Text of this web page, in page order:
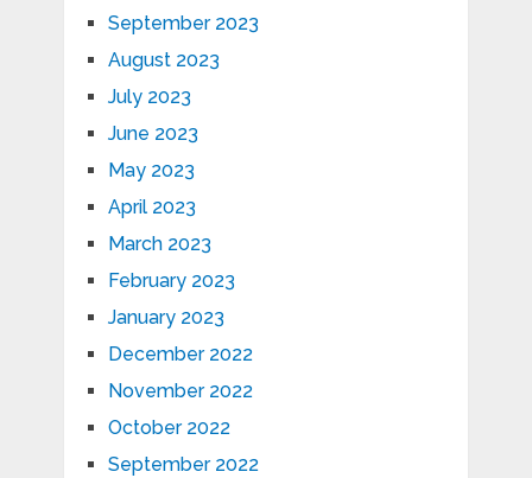
September 2023
August 2023
July 2023
June 2023
May 2023
April 2023
March 2023
February 2023
January 2023
December 2022
November 2022
October 2022
September 2022